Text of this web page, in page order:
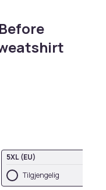
5XL (EU)
Tilgjengelig